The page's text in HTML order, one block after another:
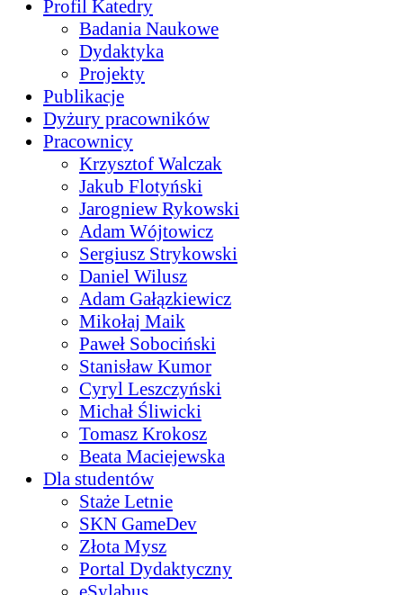
Profil Katedry
Badania Naukowe
Dydaktyka
Projekty
Publikacje
Dyżury pracowników
Pracownicy
Krzysztof Walczak
Jakub Flotyński
Jarogniew Rykowski
Adam Wójtowicz
Sergiusz Strykowski
Daniel Wilusz
Adam Gałązkiewicz
Mikołaj Maik
Paweł Sobociński
Stanisław Kumor
Cyryl Leszczyński
Michał Śliwicki
Tomasz Krokosz
Beata Maciejewska
Dla studentów
Staże Letnie
SKN GameDev
Złota Mysz
Portal Dydaktyczny